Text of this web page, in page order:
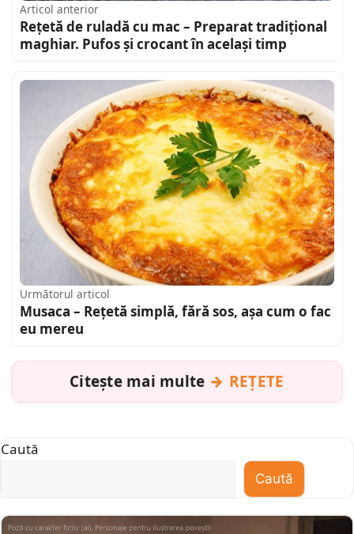
Articol anterior
Rețetă de ruladă cu mac – Preparat tradițional
maghiar. Pufos și crocant în același timp
Următorul articol
Musaca – Rețetă simplă, fără sos, așa cum o fac
eu mereu
Citește mai multe REȚETE
Caută
Caută